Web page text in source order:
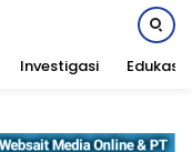
Investigasi Edukasi